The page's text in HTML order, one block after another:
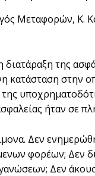
Μεταφορών, Κ.
της
κατάσταση στην
της
ήταν σε
Δεν
φορέων; Δεν
Δεν